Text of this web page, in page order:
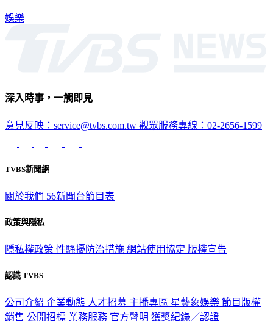
娛樂
深入時事，一觸即見
意見反映：service@tvbs.com.tw 觀眾服務專線：02-2656-1599
TVBS新聞網
關於我們 56新聞台節目表
政策與隱私
隱私權政策 性騷擾防治措施 網站使用協定 版權宣告
認識 TVBS
公司介紹 企業動態 人才招募 主播專區 星藝象娛樂 節目版權
銷售 公開招標 業務服務 官方聲明 獲獎紀錄／認證